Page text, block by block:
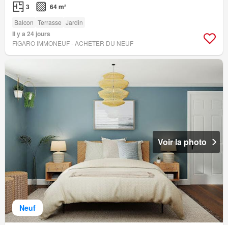
3 64 m²
Balcon Terrasse Jardin
Il y a 24 jours
FIGARO IMMONEUF - ACHETER DU NEUF
Neuf
Voir la photo